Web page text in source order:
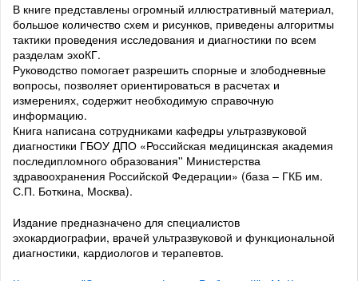
В книге представлены огромный иллюстративный материал,
большое количество схем и рисунков, приведены алгоритмы
тактики проведения исследования и диагностики по всем
разделам эхоКГ.
Руководство помогает разрешить спорные и злободневные
вопросы, позволяет ориентироваться в расчетах и
измерениях, содержит необходимую справочную
информацию.
Книга написана сотрудниками кафедры ультразвуковой
диагностики ГБОУ ДПО «Российская медицинская академия
последипломного образования'' Министерства
здравоохранения Российской Федерации» (база – ГКБ им.
С.П. Боткина, Москва).
Издание предназначено для специалистов
эхокардиографии, врачей ультразвуковой и функциональной
диагностики, кардиологов и терапевтов.